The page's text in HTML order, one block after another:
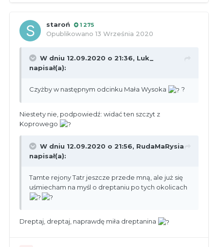
staroń 1 275
Opublikowano13 Września 2020
W dniu 12.09.2020 o 21:36, Luk_
napisał(a):
Czyżby w następnym odcinku Mała Wysoka ?
Niestety nie, podpowiedź: widać ten szczyt z
Koprowego
W dniu 12.09.2020 o 21:56, RudaMaRysia
napisał(a):
Tamte rejony Tatr jeszcze przede mną, ale już się
uśmiecham na myśl o dreptaniu po tych okolicach
Dreptaj, dreptaj, naprawdę miła dreptanina